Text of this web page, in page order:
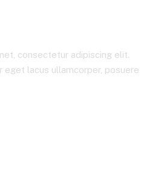
consectetur adipiscing elit.
eget lacus ullamcorper, posuere